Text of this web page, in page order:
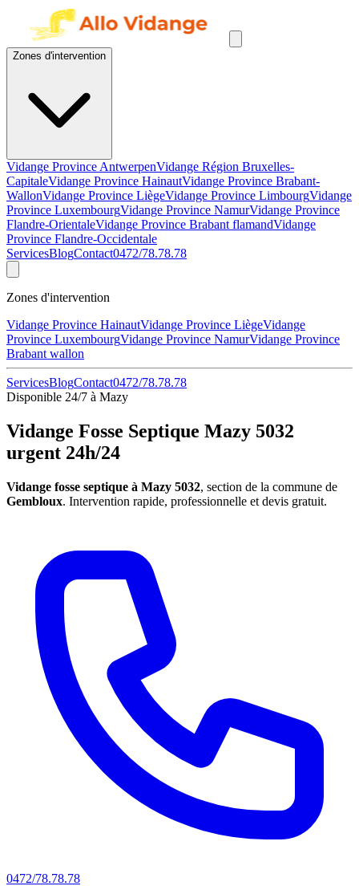
Zones d'intervention
Vidange Province AntwerpenVidange Région Bruxelles-
CapitaleVidange Province HainautVidange Province Brabant-
WallonVidange Province LiègeVidange Province LimbourgVidange
Province LuxembourgVidange Province NamurVidange Province
Flandre-OrientaleVidange Province Brabant flamandVidange
Province Flandre-Occidentale
ServicesBlogContact0472/78.78.78
Zones d'intervention
Vidange Province HainautVidange Province LiègeVidange
Province LuxembourgVidange Province NamurVidange Province
Brabant wallon
ServicesBlogContact0472/78.78.78
Disponible 24/7 à Mazy
Vidange Fosse Septique Mazy 5032
urgent 24h/24
Vidange fosse septique à Mazy 5032, section de la commune de
Gembloux. Intervention rapide, professionnelle et devis gratuit.
0472/78.78.78